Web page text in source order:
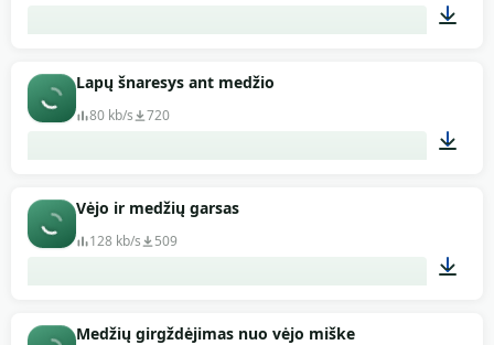
Lapų šnaresys ant medžio
80 kb/s 720
Vėjo ir medžių garsas
128 kb/s 509
Medžių girgždėjimas nuo vėjo miške